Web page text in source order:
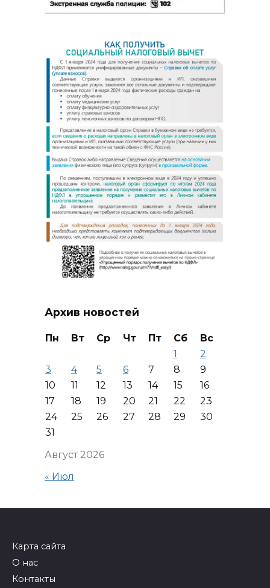
Архив новостей
Август 2026
Пн Вт Ср Чт Пт Сб
Вс
1
2
3
4 5 6 7 8
9
10
11 12 13 14 15
16
17
18 19 20 21 22
23
24
25 26 27 28 29
30
31
« Июл
Карта сайта
О нас
Контакты